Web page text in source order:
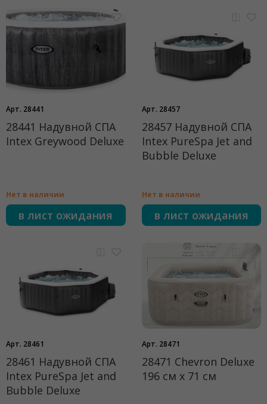
Арт. 28441
28441 Надувной СПА
Intex Greywood Deluxe
Нет в наличии
в лист ожидания
Арт. 28457
28457 Надувной СПА
Intex PureSpa Jet and
Bubble Deluxe
Нет в наличии
в лист ожидания
Арт. 28461
28461 Надувной СПА
Intex PureSpa Jet and
Bubble Deluxe
Арт. 28471
28471 Chevron Deluxe
196 см х 71 см